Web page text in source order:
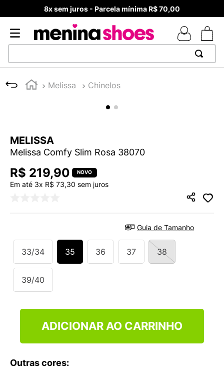
8x sem juros - Parcela mínima R$ 70,00
Melissa Chinelos
MELISSA
Melissa Comfy Slim Rosa 38070
R$ 219,90
Em até 3x R$ 73,30 sem juros
Guia de Tamanho
33/34 35 36 37 38
39/40
ADICIONAR AO CARRINHO
Outras cores:
1
TÊNIS NEWS BALANCE 530
º
TÊNIS VEJA WHITE
5º
ADIDAS
6º
SAMBA
10º VANS TÊNIS VANS ULTRARANGE